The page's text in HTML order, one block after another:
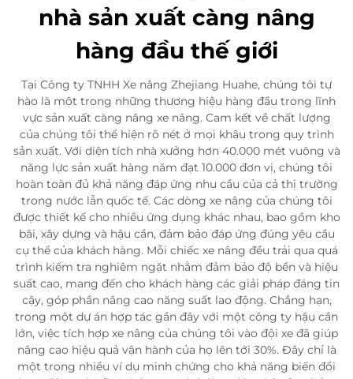
nhà sản xuất càng nâng
hàng đầu thế giới
Tại Công ty TNHH Xe nâng Zhejiang Huahe, chúng tôi tự
hào là một trong những thương hiệu hàng đầu trong lĩnh
vực sản xuất càng nâng xe nâng. Cam kết về chất lượng
của chúng tôi thể hiện rõ nét ở mọi khâu trong quy trình
sản xuất. Với diện tích nhà xưởng hơn 40.000 mét vuông và
năng lực sản xuất hàng năm đạt 10.000 đơn vị, chúng tôi
hoàn toàn đủ khả năng đáp ứng nhu cầu của cả thị trường
trong nước lẫn quốc tế. Các dòng xe nâng của chúng tôi
được thiết kế cho nhiều ứng dụng khác nhau, bao gồm kho
bãi, xây dựng và hậu cần, đảm bảo đáp ứng đúng yêu cầu
cụ thể của khách hàng. Mỗi chiếc xe nâng đều trải qua quá
trình kiểm tra nghiêm ngặt nhằm đảm bảo độ bền và hiệu
suất cao, mang đến cho khách hàng các giải pháp đáng tin
cậy, góp phần nâng cao năng suất lao động. Chẳng hạn,
trong một dự án hợp tác gần đây với một công ty hậu cần
lớn, việc tích hợp xe nâng của chúng tôi vào đội xe đã giúp
nâng cao hiệu quả vận hành của họ lên tới 30%. Đây chỉ là
một trong nhiều ví dụ minh chứng cho khả năng biến đổi